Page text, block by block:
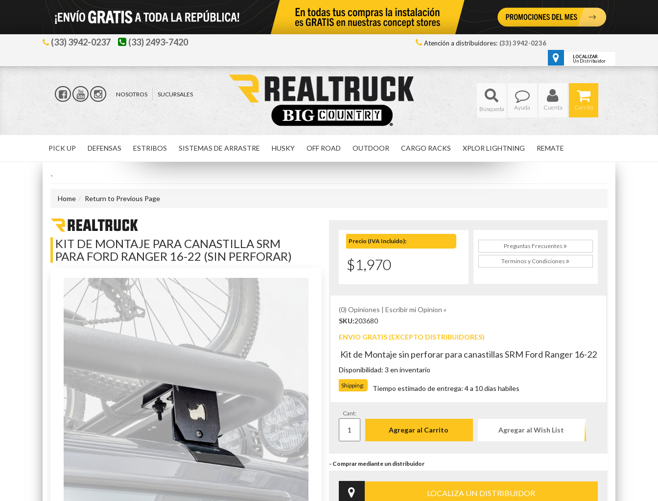
(33) 3942-0237 (33) 2493-7420 Atención a distribuidores: (33) 3942-0236
LOCALIZAR
Un Distribuidor
NOSOTROS
SUCURSALES
Ayuda
Cuenta Carrito
PICK UP DEFENSAS ESTRIBOS SISTEMAS DE ARRASTRE HUSKY OFF ROAD OUTDOOR CARGO RACKS XPLOR LIGHTNING REMATE
-
Home Return to Previous Page
KIT DE MONTAJE PARA CANASTILLA SRM
PARA FORD RANGER 16-22 (SIN PERFORAR)
Precio (IVA Incluido):
$1,970
Preguntas Frecuentes
Terminos y Condiciones
(0) Opiniones | Escribir mi Opinion »
SKU:203680
ENVIO GRATIS (EXCEPTO DISTRIBUIDORES)
Kit de Montaje sin perforar para canastillas SRM Ford Ranger 16-22
Disponibilidad: 3 en inventario
Shipping: Tiempo estimado de entrega: 4 a 10 dias habiles
Cant:
Agregar al Carrito Agregar al Wish List
LOCALIZA UN DISTRIBUIDOR